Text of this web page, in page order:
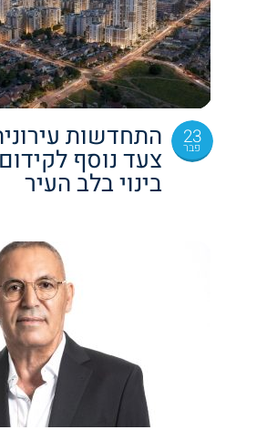
23
פבר התחדשות
צעד נוסף
בינוי בלב העיר